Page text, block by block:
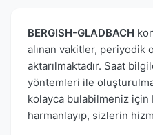
BERGISH-GLADBACH
alınan vakitler, periyodik
aktarılmaktadır. Saat
yöntemleri ile
kolayca bulabilmeniz
harmanlayıp, sizlerin